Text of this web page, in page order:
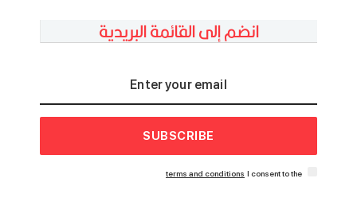
انضم إلى القائمة البريدية
SUBSCRIBE
I consent to the
terms and conditions